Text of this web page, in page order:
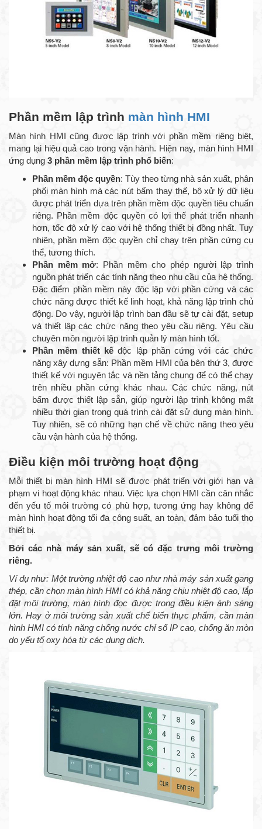
Phần mềm lập trình màn hình HMI
Màn hình HMI cũng được lập trình với phần mềm riêng biệt,
mang lại hiệu quả cao trong vận hành. Hiện nay, màn hình HMI
ứng dụng 3 phần mềm lập trình phổ biến:
Phần mềm độc quyền: Tùy theo từng nhà sản xuất, phân
phối màn hình mà các nút bấm thay thế, bộ xử lý dữ liệu
được phát triển dựa trên phần mềm độc quyền tiêu chuẩn
riêng. Phần mềm độc quyền có lợi thế phát triển nhanh
hơn, tốc độ xử lý cao với hệ thống thiết bị đồng nhất. Tuy
nhiên, phần mềm độc quyền chỉ chạy trên phần cứng cụ
thể, tương thích.
Phần mềm mở: Phần mềm cho phép người lập trình
nguồn phát triển các tính năng theo nhu cầu của hệ thống.
Đặc điểm phần mềm này độc lập với phần cứng và các
chức năng được thiết kế linh hoạt, khả năng lập trình chủ
động. Do vậy, người lập trình ban đầu sẽ tự cài đặt, setup
và thiết lập các chức năng theo yêu cầu riêng. Yêu cầu
chuyên môn người lập trình quản lý màn hình tốt.
Phần mềm thiết kếđộc lập phần cứng với các chức
năng xây dựng sẵn: Phần mềm HMI của bên thứ 3, được
thiết kế với nguyên tắc và nền tảng chung để có thể chạy
trên nhiều phần cứng khác nhau. Các chức năng, nút
bấm được thiết lập sẵn, giúp người lập trình không mất
nhiều thời gian trong quá trình cài đặt sử dụng màn hình.
Tuy nhiên, sẽ có những hạn chế về chức năng theo yêu
cầu vận hành của hệ thống.
Điều kiện môi trường hoạt động
Mỗi thiết bị màn hình HMI sẽ được phát triển với giới hạn và
phạm vi hoạt động khác nhau. Việc lựa chọn HMI cần cân nhắc
đến yếu tố môi trường có phù hợp, tương ứng hay không để
màn hình hoạt động tối đa công suất, an toàn, đảm bảo tuổi thọ
thiết bị.
Bởi các nhà máy sản xuất, sẽ có đặc trưng môi trường
riêng.
Ví dụ như: Một trường nhiệt độ cao như nhà máy sản xuất gang
thép, cần chọn màn hình HMI có khả năng chịu nhiệt độ cao, lắp
đặt môi trường, màn hình đọc được trong điều kiện ánh sáng
lớn. Hay ở môi trường sản xuất chế biến thực phẩm, cần màn
hình HMI có tính năng chống nước chỉ số IP cao, chống ăn mòn
do yếu tố oxy hóa từ các dung dịch.